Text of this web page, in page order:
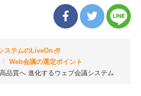
ステムのLiveOn
Web会議の選定ポイント
品質へ 進化するウェブ会議システム